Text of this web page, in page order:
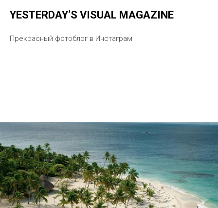
YESTERDAY’S VISUAL MAGAZINE
Прекрасный фотоблог в Инстаграм